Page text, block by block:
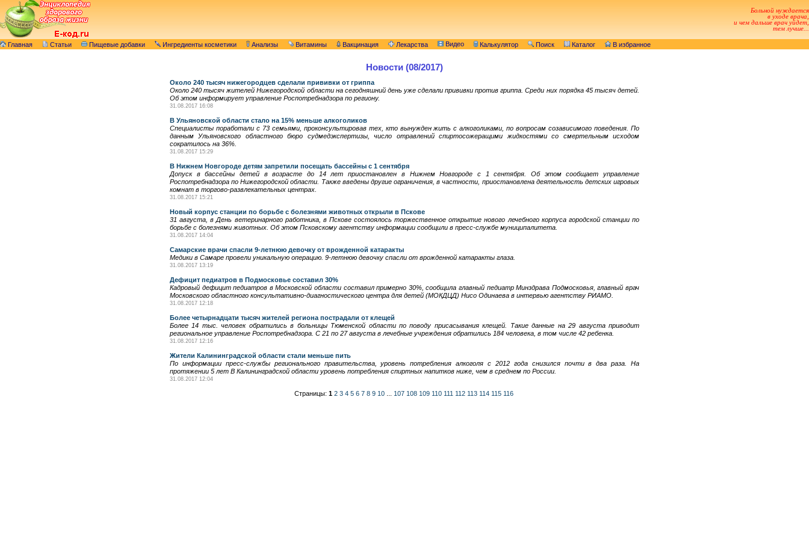
Больной нуждается
в уходе врача,
и чем дальше врач уйдет,
тем лучше...
Главная Статьи Пищевые добавки Ингредиенты косметики Анализы Витамины Вакцинация Лекарства Видео Калькулятор Поиск Каталог В избранное
Новости (08/2017)
Около 240 тысяч нижегородцев сделали прививки от гриппа
Около 240 тысяч жителей Нижегородской области на сегодняшний день уже сделали прививки против гриппа. Среди них порядка 45 тысяч детей.
Об этом информирует управление Роспотребнадзора по региону.
31.08.2017 16:08
В Ульяновской области стало на 15% меньше алкоголиков
Специалисты поработали с 73 семьями, проконсультировав тех, кто вынужден жить с алкоголиками, по вопросам созависимого поведения. По
данным Ульяновского областного бюро судмедэкспертизы, число отравлений спиртосожеращими жидкостями со смертельным исходом
сократилось на 36%.
31.08.2017 15:29
В Нижнем Новгороде детям запретили посещать бассейны с 1 сентября
Допуск в бассейны детей в возрасте до 14 лет приостановлен в Нижнем Новгороде с 1 сентября. Об этом сообщает управление
Роспотребнадзора по Нижегородской области. Также введены другие ограничения, в частности, приостановлена деятельность детских игровых
комнат в торгово-развлекательных центрах.
31.08.2017 15:21
Новый корпус станции по борьбе с болезнями животных открыли в Пскове
31 августа, в День ветеринарного работника, в Пскове состоялось торжественное открытие нового лечебного корпуса городской станции по
борьбе с болезнями животных. Об этом Псковскому агентству информации сообщили в пресс-службе муниципалитета.
31.08.2017 14:04
Самарские врачи спасли 9-летнюю девочку от врожденной катаракты
Медики в Самаре провели уникальную операцию. 9-летнюю девочку спасли от врожденной катаракты глаза.
31.08.2017 13:19
Дефицит педиатров в Подмосковье составил 30%
Кадровый дефицит педиатров в Московской области составил примерно 30%, сообщила главный педиатр Минздрава Подмосковья, главный врач
Московского областного консультативно-диагностического центра для детей (МОКДЦД) Нисо Одинаева в интервью агентству РИАМО.
31.08.2017 12:18
Более четырнадцати тысяч жителей региона пострадали от клещей
Более 14 тыс. человек обратились в больницы Тюменской области по поводу присасывания клещей. Такие данные на 29 августа приводит
региональное управление Роспотребнадзора. С 21 по 27 августа в лечебные учреждения обратились 184 человека, в том числе 42 ребенка.
31.08.2017 12:16
Жители Калининградской области стали меньше пить
По информации пресс-службы регионального правительства, уровень потребления алкоголя с 2012 года снизился почти в два раза. На
протяжении 5 лет В Калининградской области уровень потребления спиртных напитков ниже, чем в среднем по России.
31.08.2017 12:04
Страницы: 1 2 3 4 5 6 7 8 9 10... 107 108 109 110 111 112 113 114 115 116